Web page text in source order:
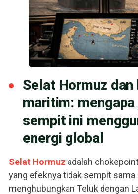
Selat Hormuz dan
maritim:
sempit ini
energi global
Selat Hormuz adalah
yang efeknya tidak sempit sama
menghubungkan Teluk dengan